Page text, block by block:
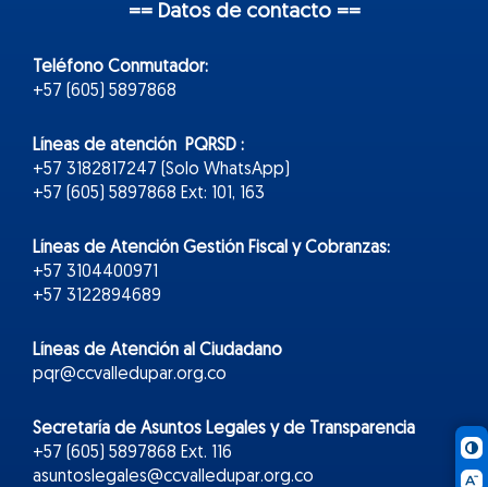
== Datos de contacto ==
Teléfono Conmutador:
+57 (605) 5897868
Líneas de atención PQRSD :
+57 3182817247 (Solo WhatsApp)
+57 (605) 5897868 Ext: 101, 163
Líneas de Atención Gestión Fiscal y Cobranzas:
+57 3104400971
+57 3122894689
Líneas de Atención al Ciudadano
pqr@ccvalledupar.org.co
Secretaría de Asuntos Legales y de Transparencia
+57 (605) 5897868 Ext. 116
asuntoslegales@ccvalledupar.org.co